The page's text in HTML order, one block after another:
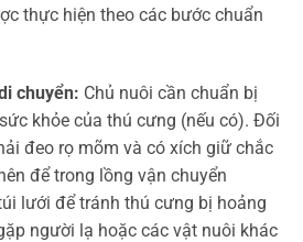
thực hiện theo các bước chuẩn
chuyển: Chủ nuôi cần chuẩn bị
khỏe của thú cưng (nếu có). Đối
đeo rọ mõm và có xích giữ chắc
để trong lồng vận chuyển
lưới để tránh thú cưng bị hoảng
người lạ hoặc các vật nuôi khác